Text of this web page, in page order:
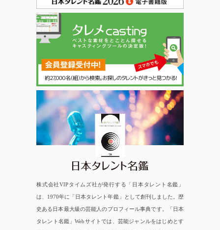
日本タレント名鑑
株式会社VIPタイムズ社が発行する「日本タレント名鑑」
は、1970年に「日本タレント年鑑」として創刊しました。歴
史ある日本最大級の芸能人のプロフィール事典です。「日本
タレント名鑑」Webサイトでは、芸能ジャンルをはじめとす